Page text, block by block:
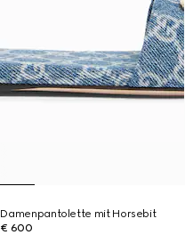
Damenpantolette mit Horsebit
€ 600